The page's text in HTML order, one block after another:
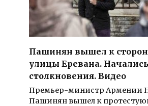
Пашинян вышел к
улицы Еревана. Начались
столкновения. Видео
Премьер-министр Армении
Пашинян вышел к